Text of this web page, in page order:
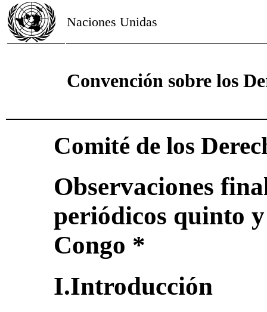
Naciones Unidas
Convención sobre los
Comité de los
Observaciones
periódicos quinto
Congo *
I.Introducción